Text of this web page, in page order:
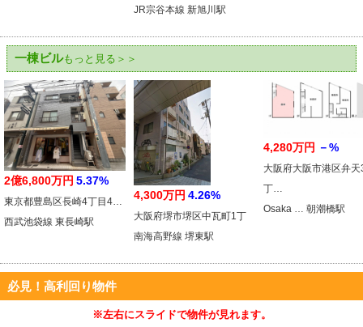
JR宗谷本線 新旭川駅
一棟ビルもっと見る＞＞
2億6,800万円 5.37%
東京都豊島区長崎4丁目4…
西武池袋線 東長崎駅
4,300万円 4.26%
大阪府堺市堺区中瓦町1丁
南海高野線 堺東駅
4,280万円 －%
大阪府大阪市港区弁天
丁…
Osaka … 朝潮橋駅
必見！高利回り物件
※左右にスライドで物件が見れます。